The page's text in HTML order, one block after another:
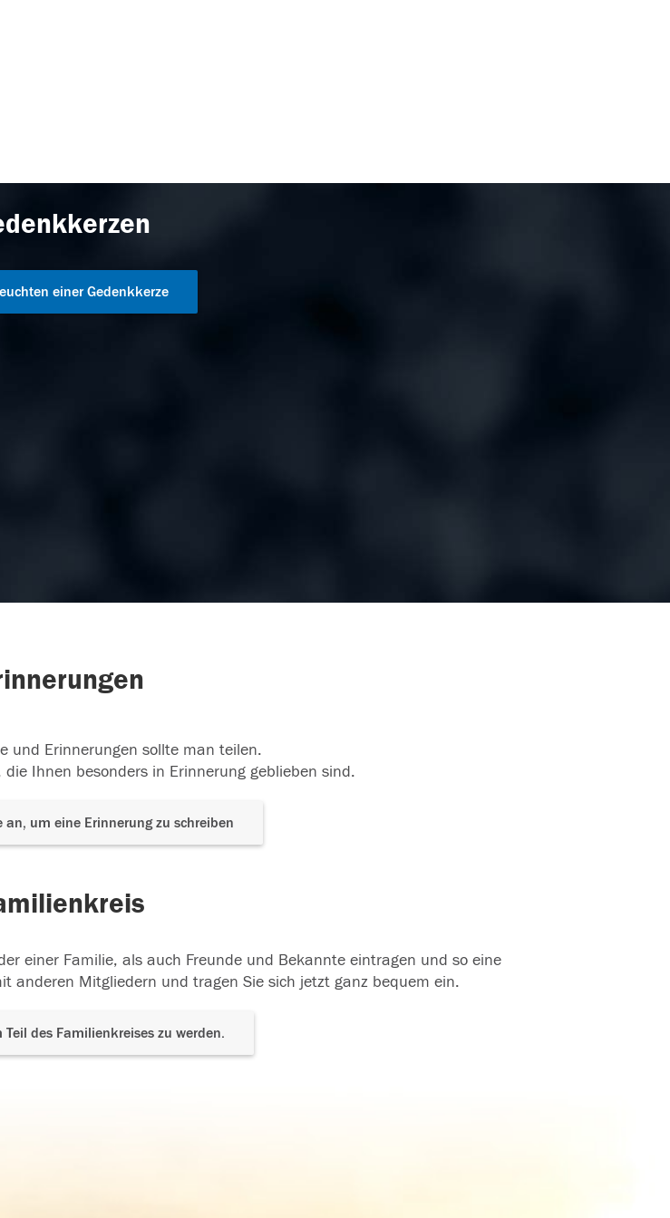
einer Gedenkkerze
und Erinnerungen sollte man teilen.
die Ihnen besonders in Erinnerung geblieben sind.
an, um eine Erinnerung zu schreiben
einer Familie, als auch Freunde und Bekannte eintragen und so eine
anderen Mitgliedern und tragen Sie sich jetzt ganz bequem ein.
des Familienkreises zu werden.